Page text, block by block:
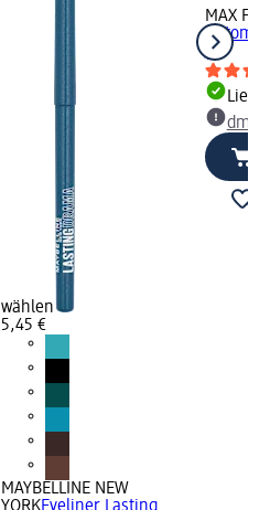
wählen
5,45 €
MAYBELLINE NEW
MAX
g
dm